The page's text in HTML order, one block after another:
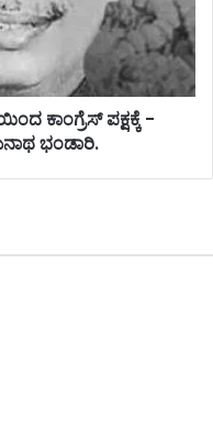
ಕಾಂಗ್ರೆಸ್ ಪಕ್ಷಕ್ಕೆ -
ಭಂಡಾರಿ.